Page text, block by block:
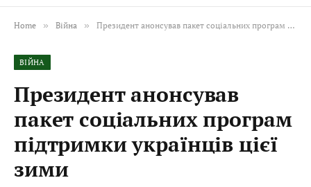
Home » Війна » Президент анонсував пакет соціальних програм підтримки українців цієї зими
ВІЙНА
Президент анонсував
пакет соціальних програм
підтримки українців цієї
зими